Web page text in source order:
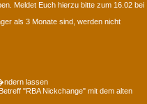
Meldet Euch hierzu bitte zum 16.02 bei
als 3 Monate sind, werden nicht
lassen
"RBA Nickchange" mit dem alten